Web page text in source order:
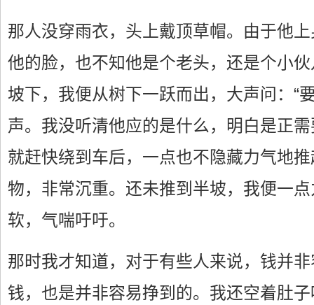
那人没穿雨衣，头上戴顶草帽。由于他
他的脸，也不知他是个老头，还是个小
坡下，我便从树下一跃而出，大声问：“
声。我没听清他应的是什么，明白是正需
就赶快绕到车后，一点也不隐藏力气地
物，非常沉重。还未推到半坡，我便一
软，气喘吁吁。
那时我才知道，对于有些人来说，钱并
钱，也是并非容易挣到的。我还空着肚